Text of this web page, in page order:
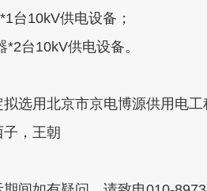
台10kV供电设备；
台10kV供电设备。
选用北京市京电博源供用电
，王朝